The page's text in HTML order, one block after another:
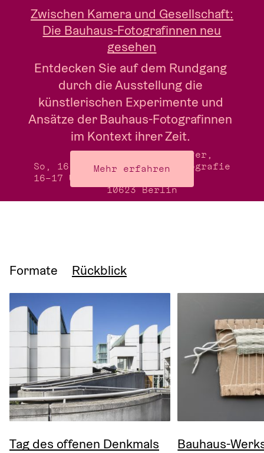
Zwischen Kamera und Gesellschaft:
Die Bauhaus-Fotografinnen neu
gesehen
Entdecken Sie auf dem Rundgang
durch die Ausstellung die
künstlerischen Experimente und
Ansätze der Bauhaus-Fotografinnen
im Kontext ihrer Zeit.
So, 16.8.26
16–17 Uhr
Treffpunkt: Foyer,
Museum für Fotografie
10623 Berlin
Mehr erfahren
Formate Rückblick
Tag des offenen Denkmals
Bauhaus-